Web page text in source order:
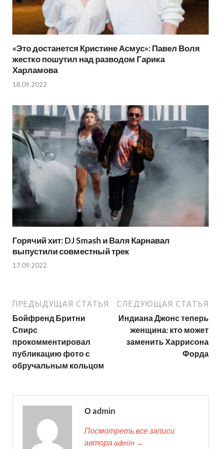
«Это достанется Кристине Асмус»: Павел Воля
жестко пошутил над разводом Гарика
Харламова
18.09.2022
Горячий хит: DJ Smash и Валя Карнавал
выпустили совместный трек
17.09.2022
ПРЕДЫДУЩАЯ СТАТЬЯ
Бойфренд Бритни
Спирс
прокомментировал
публикацию фото с
обручальным кольцом
СЛЕДУЮЩАЯ СТАТЬЯ
Индиана Джонс теперь
женщина: кто может
заменить Харрисона
Форда
О admin
Посмотреть все записи
автора admin →